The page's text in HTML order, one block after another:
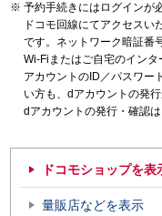
予約手続きにはログインが
ドコモ回線にてアクセスい
です。ネットワーク暗証番
Wi-Fiまたはご自宅のイン
アカウントのID／パスワー
い方も、dアカウントの発行
dアカウントの発行・確認は
ドコモショップを表
量販店などを表示